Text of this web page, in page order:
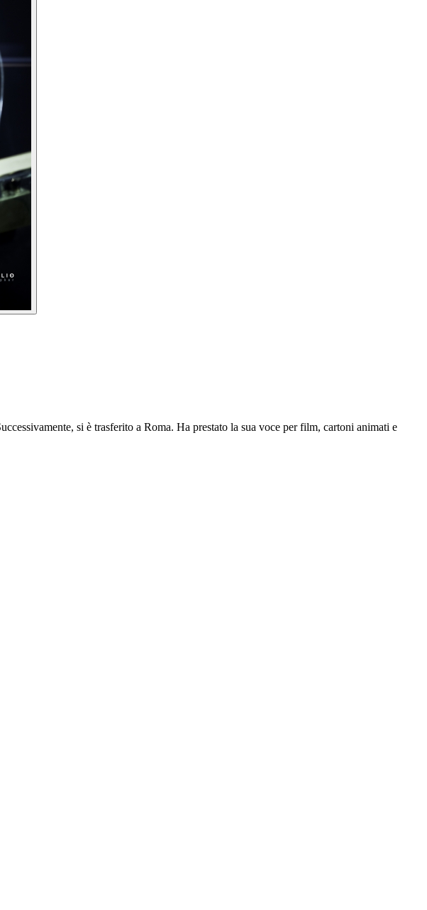
si è trasferito a Roma. Ha prestato la sua voce per film, cartoni animati e